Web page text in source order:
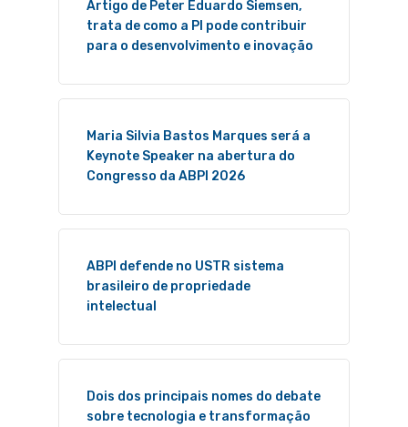
Artigo de Peter Eduardo Siemsen,
trata de como a PI pode contribuir
para o desenvolvimento e inovação
Maria Silvia Bastos Marques será a
Keynote Speaker na abertura do
Congresso da ABPI 2026
ABPI defende no USTR sistema
brasileiro de propriedade
intelectual
Dois dos principais nomes do debate
sobre tecnologia e transformação